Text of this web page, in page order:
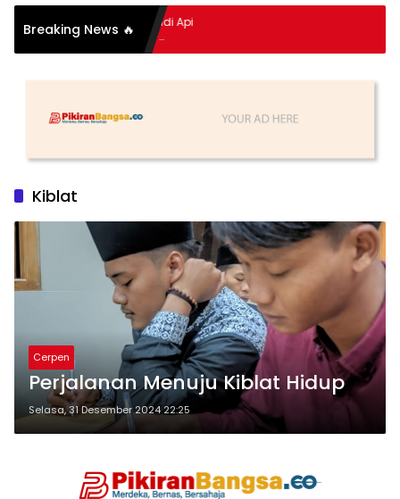
Breaking News 🔥
Hidup Meledak Jadi Api
Tragedi Menteng-
Hingga Maling Ayam di Bali
Kiblat
Cerpen
Perjalanan Menuju Kiblat Hidup
Selasa, 31 Desember 2024 22:25